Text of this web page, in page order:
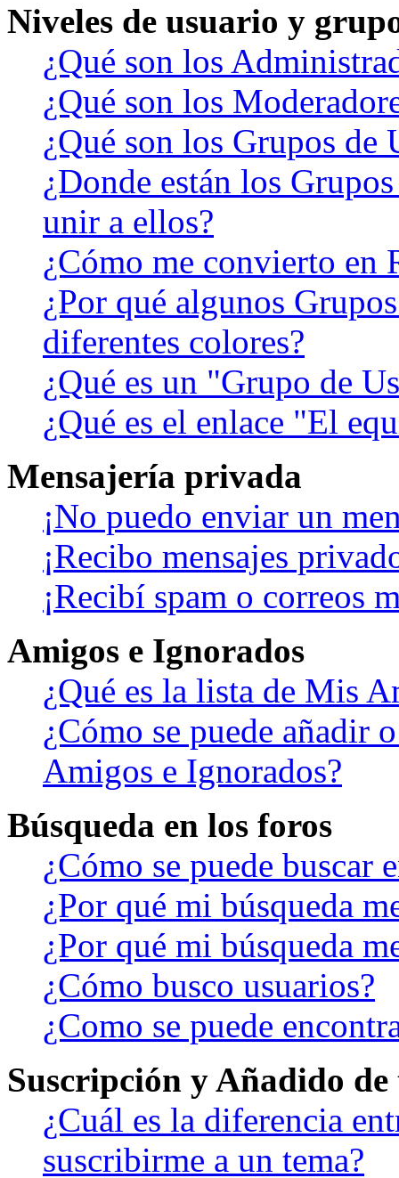
Niveles de usuario y
¿Qué son los
¿Qué son los
¿Qué son los Grupos de
¿Donde están los
unir a ellos?
¿Cómo me convierto en
¿Por qué algunos
diferentes colores?
¿Qué es un "Grupo de
¿Qué es el enlace "El
Mensajería privada
¡No puedo enviar un
¡Recibo mensajes
¡Recibí spam o correos
Amigos e Ignorados
¿Qué es la lista de Mis
¿Cómo se puede añadir
Amigos e Ignorados?
Búsqueda en los foros
¿Cómo se puede buscar
¿Por qué mi búsqueda
¿Por qué mi búsqueda
¿Cómo busco usuarios?
¿Como se puede
Suscripción y Añadido
¿Cuál es la diferencia
suscribirme a un tema?